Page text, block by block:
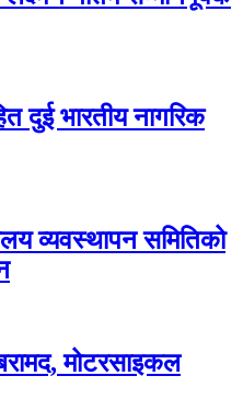
दुई भारतीय नागरिक
व्यवस्थापन समितिको
मोटरसाइकल